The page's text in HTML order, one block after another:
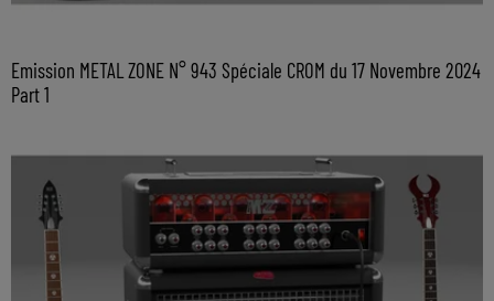
Emission METAL ZONE N° 943 Spéciale CROM du 17 Novembre 2024
Part 1